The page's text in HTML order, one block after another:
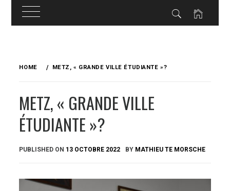
HOME METZ, « GRANDE VILLE ÉTUDIANTE »?
METZ, « GRANDE VILLE
ÉTUDIANTE »?
PUBLISHED ON 13 OCTOBRE 2022 BY MATHIEU TE MORSCHE